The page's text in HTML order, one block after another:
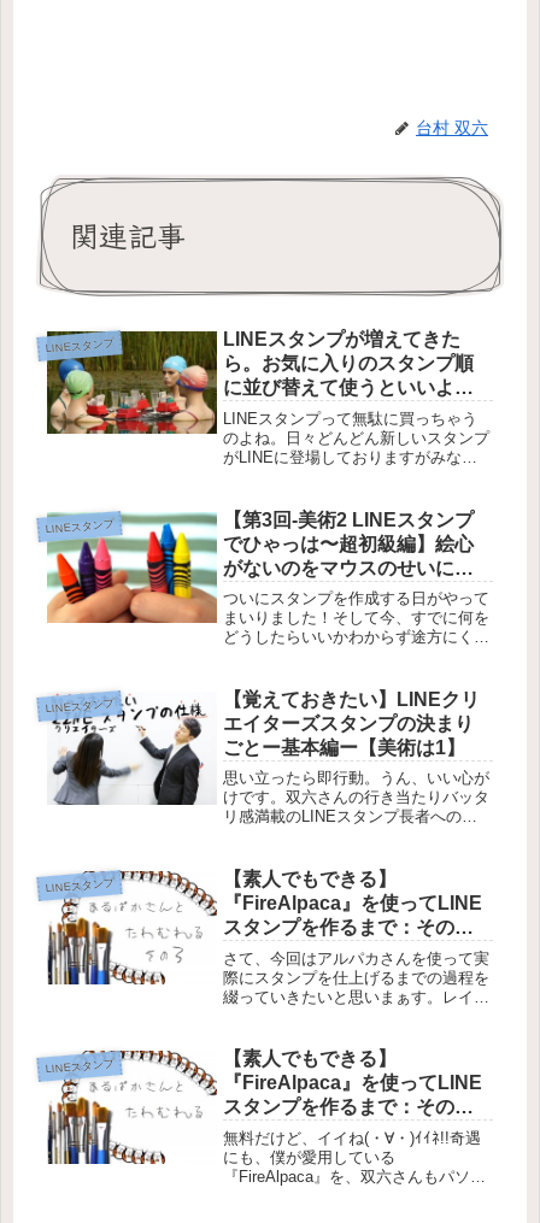
台村 双六
関連記事
LINEスタンプ
LINEスタンプが増えてきた
ら。お気に入りのスタンプ順
に並び替えて使うといいよ。
【今さら聞けない】
LINEスタンプって無駄に買っちゃう
のよね。日々どんどん新しいスタンプ
がLINEに登場しておりますがみなさ
ころがなかったり、逆になんとなく追
加したスタンプが思いのほかレギュ...
LINEスタンプ
【第3回-美術2 LINEスタンプ
でひゃっは〜超初級編】絵心
がないのをマウスのせいにし
まくる
ついにスタンプを作成する日がやって
まいりました！そして今、すでに何を
どうしたらいいかわからず途方にくれ
はよくあることですが、泣いていても
なにもはじまらないので、空元気で頑
張...
LINEスタンプ
【覚えておきたい】LINEクリ
エイターズスタンプの決まり
ごとー基本編ー【美術は1】
思い立ったら即行動。うん、いい心が
けです。双六さんの行き当たりバッタ
リ感満載のLINEスタンプ長者への道
こと僕も実はこっそりLINEクリエイ
ターズスタンプに参加していました...
LINEスタンプ
【素人でもできる】
『FireAlpaca』を使ってLINE
スタンプを作るまで：その
③【美術は1】
さて、今回はアルパカさんを使って実
際にスタンプを仕上げるまでの過程を
綴っていきたいと思いまぁす。レイヤ
いきましょう。前回までのエントリー
を読んでいない人はこちらから→その
①...
LINEスタンプ
【素人でもできる】
『FireAlpaca』を使ってLINE
スタンプを作るまで：その
①【美術は1】
無料だけど、イイね(・∀・)ｲｲﾈ!!奇遇
にも、僕が愛用している
『FireAlpaca』を、双六さんもパソコ